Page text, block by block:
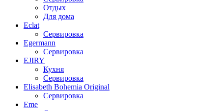
Отдых
Для дома
Eclat
Сервировка
Egermann
Сервировка
EJIRY
Кухня
Сервировка
Elisabeth Bohemia Original
Сервировка
Eme